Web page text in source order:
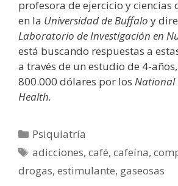
profesora de ejercicio y ciencias
en la Universidad de Buffalo y
Laboratorio de Investigación en
está buscando respuestas a
a través de un estudio de 4-
800.000 dólares por los National
Health.
Categorías
Psiquiatría
Etiquetas
adicciones,café,cafeína,
drogas, estimulante, gaseosas